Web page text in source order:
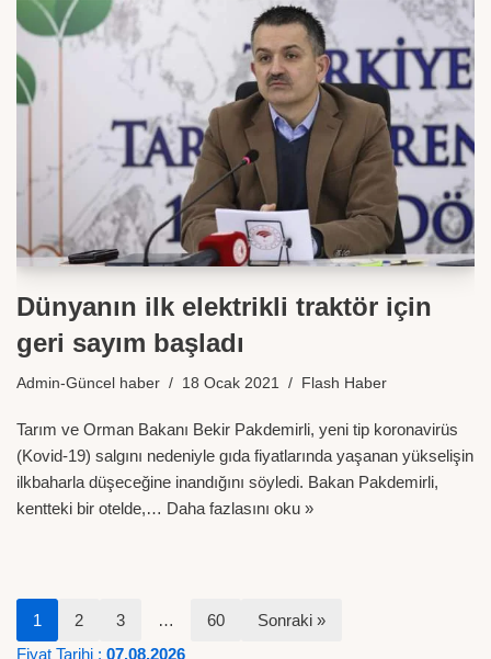
Dünyanın ilk elektrikli traktör için
geri sayım başladı
Admin-Güncel haber 18 Ocak 2021 Flash Haber
Tarım ve Orman Bakanı Bekir Pakdemirli, yeni tip koronavirüs
(Kovid-19) salgını nedeniyle gıda fiyatlarında yaşanan yükselişin
ilkbaharla düşeceğine inandığını söyledi. Bakan Pakdemirli,
kentteki bir otelde,… Daha fazlasını oku »
1 2 3 … 60
Sonraki »
Fiyat Tarihi : 07.08.2026